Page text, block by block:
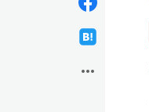
more_horiz